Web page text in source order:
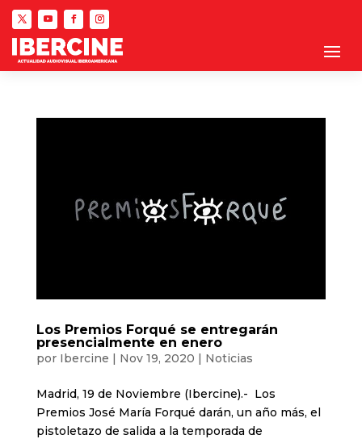
Los Premios Forqué se entregarán
presencialmente en enero
por Ibercine | Nov 19, 2020 | Noticias
Madrid, 19 de Noviembre (Ibercine).- Los
Premios José María Forqué darán, un año más, el
pistoletazo de salida a la temporada de